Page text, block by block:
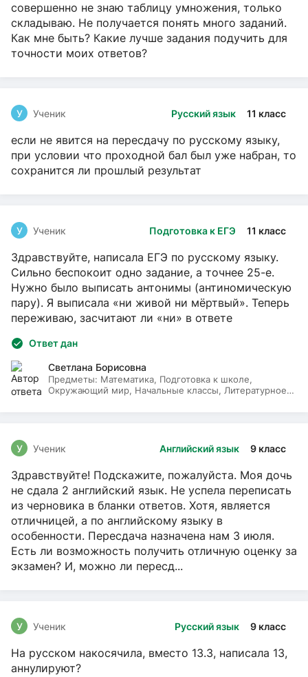
совершенно не знаю таблицу умножения, только
складываю. Не получается понять много заданий.
Как мне быть? Какие лучше задания подучить для
точности моих ответов?
Русский язык 11 класс
У Ученик
если не явится на пересдачу по русскому языку,
при условии что проходной бал был уже набран, то
сохранится ли прошлый результат
Подготовка к ЕГЭ 11 класс
У Ученик
Здравствуйте, написала ЕГЭ по русскому языку.
Сильно беспокоит одно задание, а точнее 25-е.
Нужно было выписать антонимы (антиномическую
пару). Я выписала «ни живой ни мёртвый». Теперь
переживаю, засчитают ли «ни» в ответе
Ответ дан
Светлана Борисовна
Предметы: Математика, Подготовка к школе,
Окружающий мир, Начальные классы, Литературное
Английский язык 9 класс
У Ученик
Здравствуйте! Подскажите, пожалуйста. Моя дочь
не сдала 2 английский язык. Не успела переписать
из черновика в бланки ответов. Хотя, является
отличницей, а по английскому языку в
особенности. Пересдача назначена нам 3 июля.
Есть ли возможность получить отличную оценку за
экзамен? И, можно ли пересд...
Русский язык 9 класс
У Ученик
На русском накосячила, вместо 13.3, написала 13,
аннулируют?